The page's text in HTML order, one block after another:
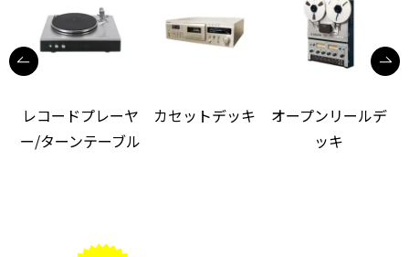
レコードプレーヤ
ー/ターンテーブル
カセットデッキ
オープンリールデ
ッキ